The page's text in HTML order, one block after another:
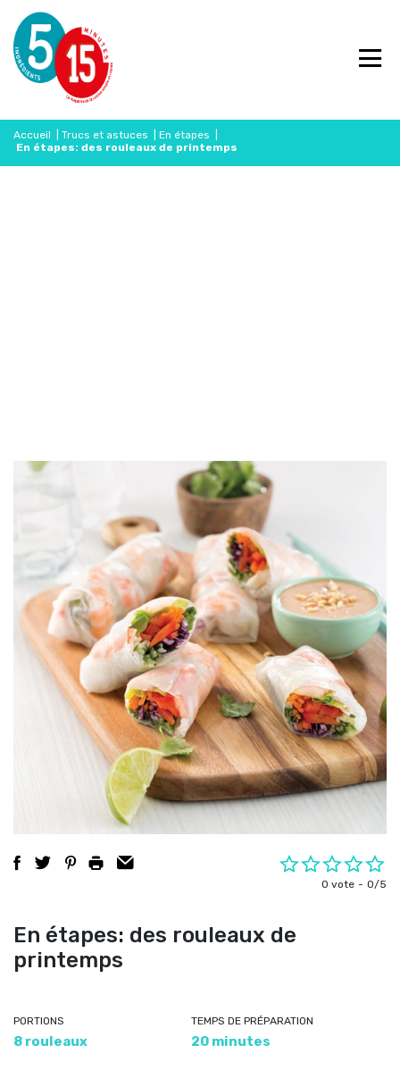
Accueil Trucs et astuces En étapes
En étapes: des rouleaux de printemps
0 vote 0/5
En étapes: des rouleaux de
printemps
PORTIONS
8 rouleaux
TEMPS DE PRÉPARATION
20 minutes